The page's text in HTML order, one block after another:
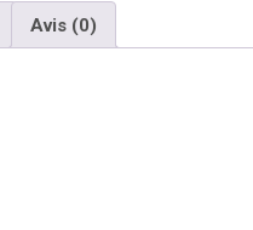
Avis (0)